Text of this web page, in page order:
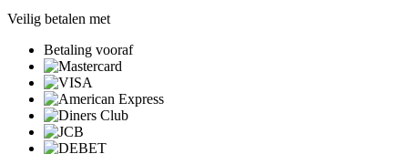
Veilig betalen met
Betaling vooraf